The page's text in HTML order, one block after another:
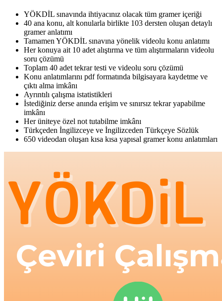
YÖKDİL sınavında ihtiyacınız olacak tüm gramer içeriği
40 ana konu, alt konularla birlikte 103 dersten oluşan detaylı
gramer anlatımı
Tamamen YÖKDİL sınavına yönelik videolu konu anlatımı
Her konuya ait 10 adet alıştırma ve tüm alıştırmaların videolu
soru çözümü
Toplam 40 adet tekrar testi ve videolu soru çözümü
Konu anlatımlarını pdf formatında bilgisayara kaydetme ve
çıktı alma imkânı
Ayrıntılı çalışma istatistikleri
İstediğiniz derse anında erişim ve sınırsız tekrar yapabilme
imkânı
Her üniteye özel not tutabilme imkânı
Türkçeden İngilizceye ve İngilizceden Türkçeye Sözlük
650 videodan oluşan kısa kısa yapısal gramer konu anlatımları